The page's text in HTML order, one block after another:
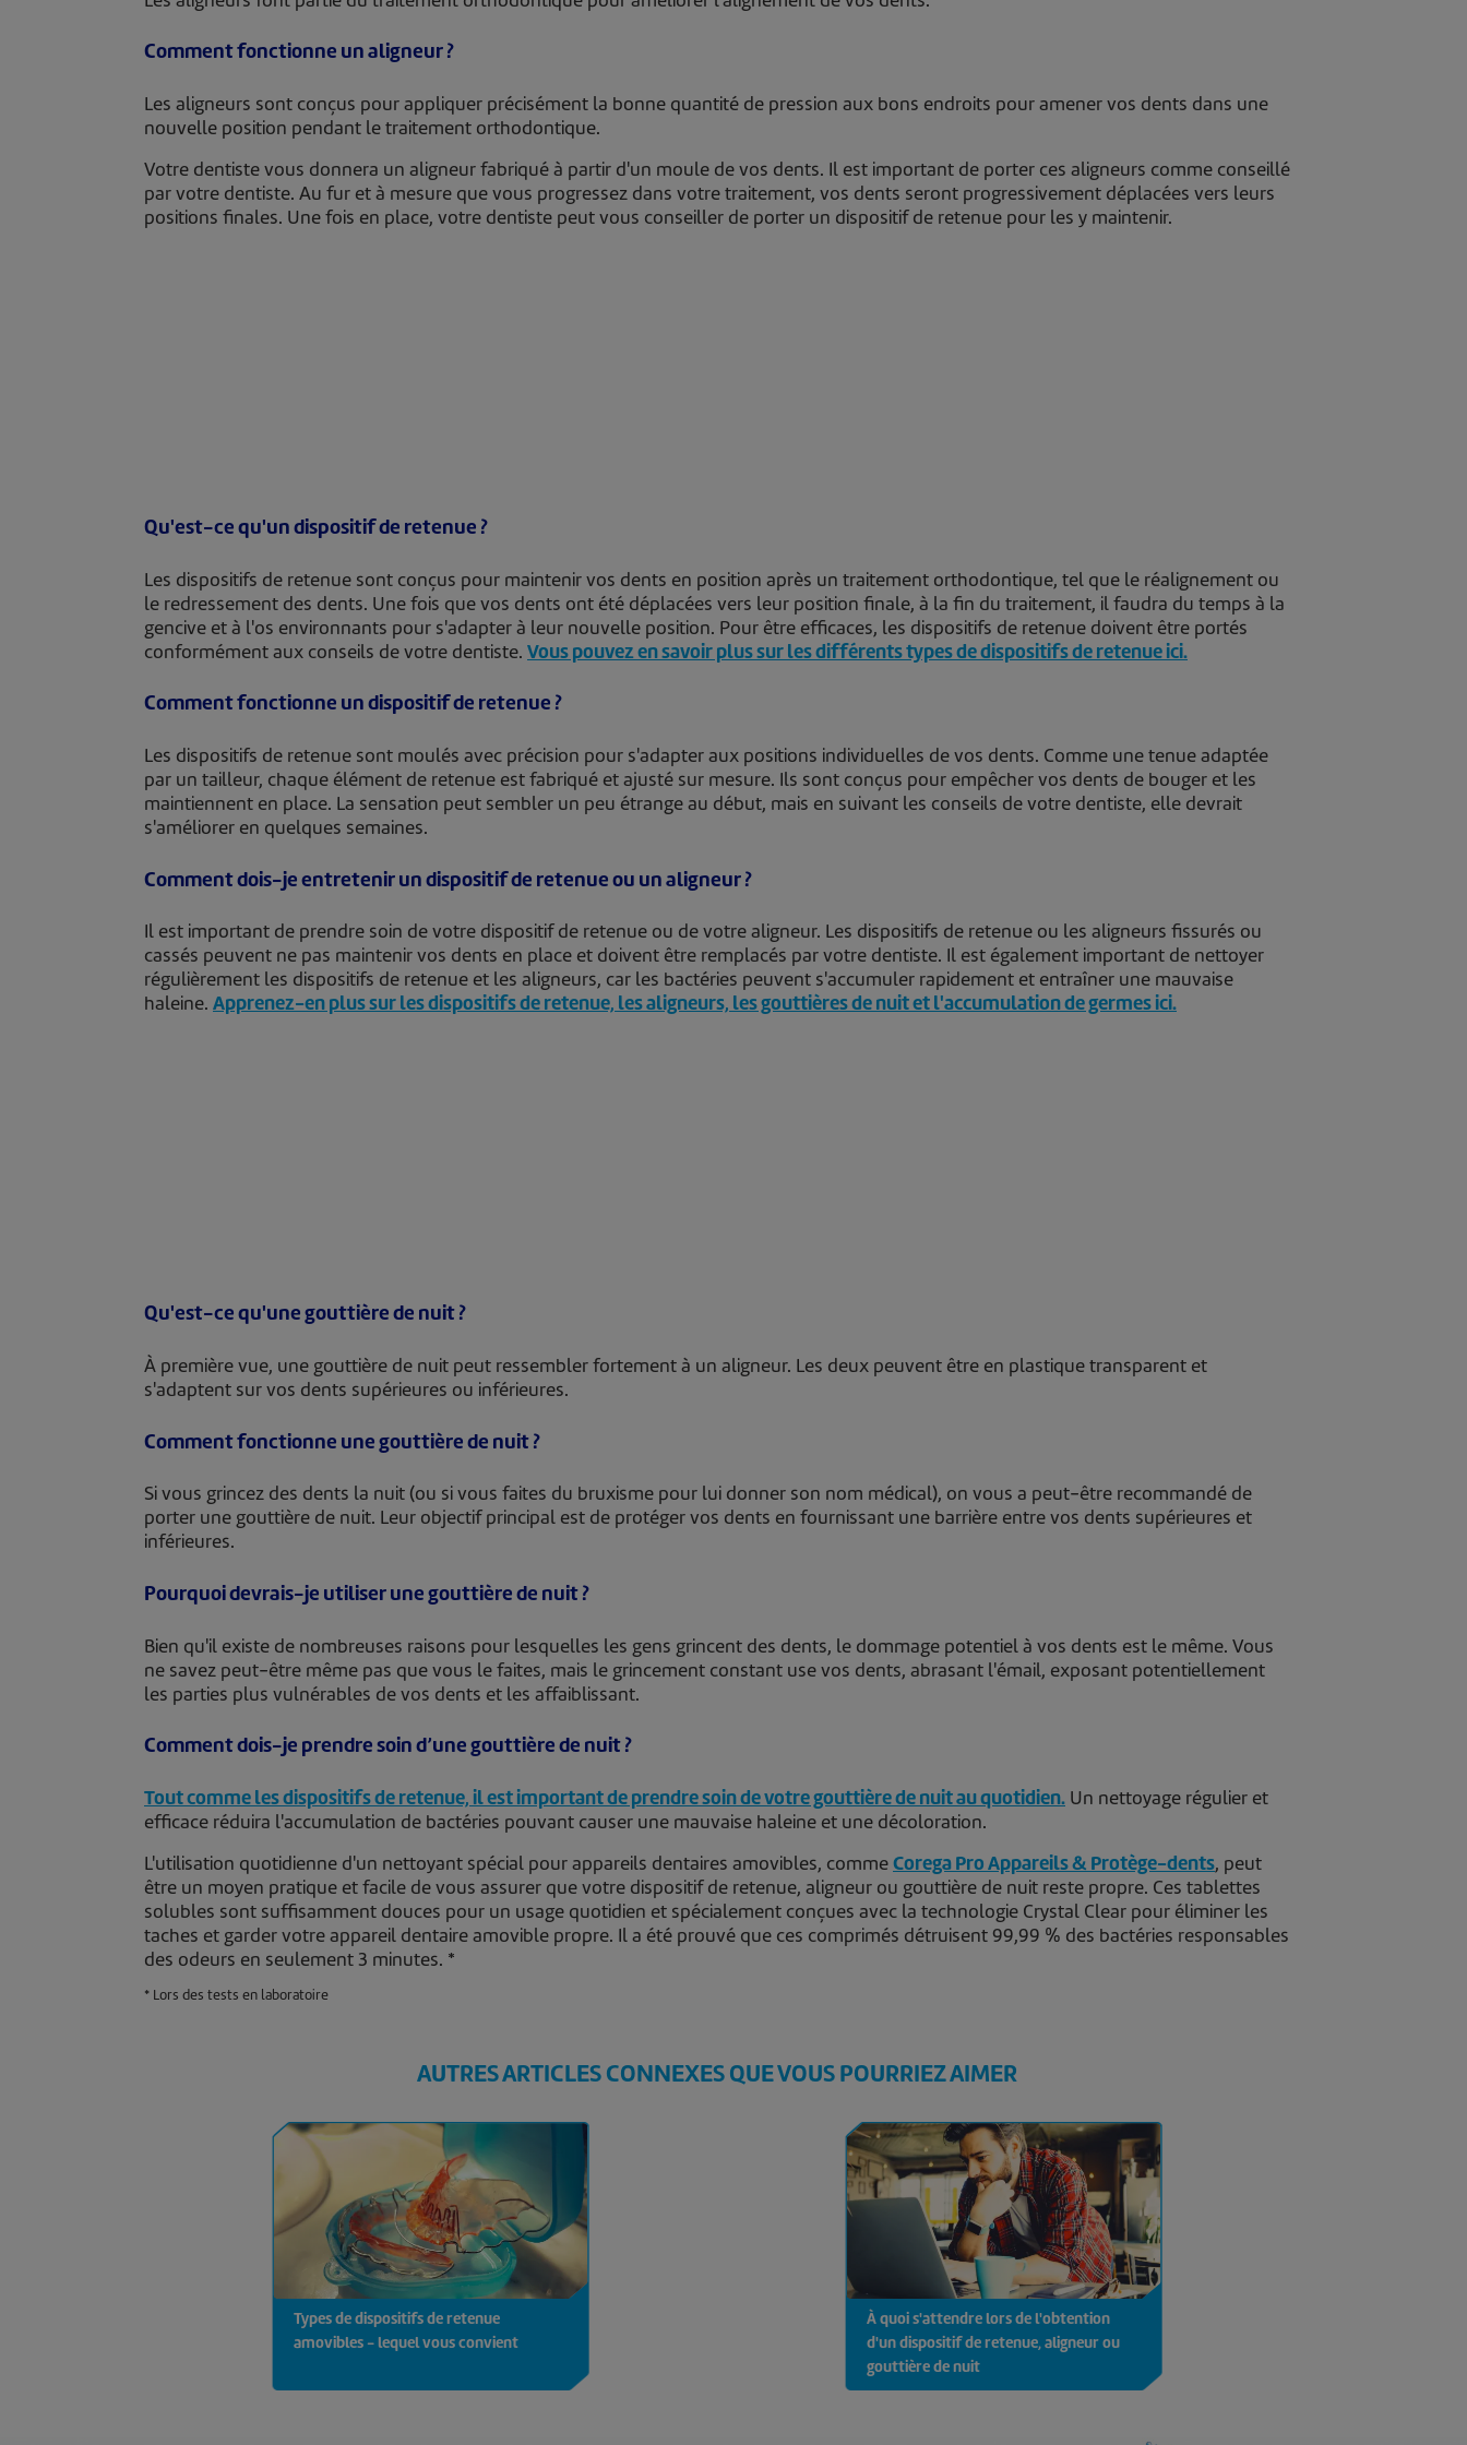
Comment fonctionne un aligneur ?
Les aligneurs sont conçus pour appliquer précisément la bonne quantité de pression aux bons endroits pour amener vos dents dans une
nouvelle position pendant le traitement orthodontique.
Votre dentiste vous donnera un aligneur fabriqué à partir d'un moule de vos dents. Il est important de porter ces aligneurs comme conseillé
par votre dentiste. Au fur et à mesure que vous progressez dans votre traitement, vos dents seront progressivement déplacées vers leurs
positions finales. Une fois en place, votre dentiste peut vous conseiller de porter un dispositif de retenue pour les y maintenir.
Qu'est-ce qu'un dispositif de retenue ?
Les dispositifs de retenue sont conçus pour maintenir vos dents en position après un traitement orthodontique, tel que le réalignement ou
le redressement des dents. Une fois que vos dents ont été déplacées vers leur position finale, à la fin du traitement, il faudra du temps à la
gencive et à l'os environnants pour s'adapter à leur nouvelle position. Pour être efficaces, les dispositifs de retenue doivent être portés
conformément aux conseils de votre dentiste. Vous pouvez en savoir plus sur les différents types de dispositifs de retenue ici.
Comment fonctionne un dispositif de retenue ?
Les dispositifs de retenue sont moulés avec précision pour s'adapter aux positions individuelles de vos dents. Comme une tenue adaptée
par un tailleur, chaque élément de retenue est fabriqué et ajusté sur mesure. Ils sont conçus pour empêcher vos dents de bouger et les
maintiennent en place. La sensation peut sembler un peu étrange au début, mais en suivant les conseils de votre dentiste, elle devrait
s'améliorer en quelques semaines.
Comment dois-je entretenir un dispositif de retenue ou un aligneur ?
Il est important de prendre soin de votre dispositif de retenue ou de votre aligneur. Les dispositifs de retenue ou les aligneurs fissurés ou
cassés peuvent ne pas maintenir vos dents en place et doivent être remplacés par votre dentiste. Il est également important de nettoyer
régulièrement les dispositifs de retenue et les aligneurs, car les bactéries peuvent s'accumuler rapidement et entraîner une mauvaise
haleine. Apprenez-en plus sur les dispositifs de retenue, les aligneurs, les gouttières de nuit et l'accumulation de germes ici.
Qu'est-ce qu'une gouttière de nuit ?
À première vue, une gouttière de nuit peut ressembler fortement à un aligneur. Les deux peuvent être en plastique transparent et
s'adaptent sur vos dents supérieures ou inférieures.
Comment fonctionne une gouttière de nuit ?
Si vous grincez des dents la nuit (ou si vous faites du bruxisme pour lui donner son nom médical), on vous a peut-être recommandé de
porter une gouttière de nuit. Leur objectif principal est de protéger vos dents en fournissant une barrière entre vos dents supérieures et
inférieures.
Pourquoi devrais-je utiliser une gouttière de nuit ?
Bien qu'il existe de nombreuses raisons pour lesquelles les gens grincent des dents, le dommage potentiel à vos dents est le même. Vous
ne savez peut-être même pas que vous le faites, mais le grincement constant use vos dents, abrasant l'émail, exposant potentiellement
les parties plus vulnérables de vos dents et les affaiblissant.
Comment dois-je prendre soin d’une gouttière de nuit ?
Tout comme les dispositifs de retenue, il est important de prendre soin de votre gouttière de nuit au quotidien. Un nettoyage régulier et
efficace réduira l'accumulation de bactéries pouvant causer une mauvaise haleine et une décoloration.
L'utilisation quotidienne d'un nettoyant spécial pour appareils dentaires amovibles, comme Corega Pro Appareils & Protège-dents, peut
être un moyen pratique et facile de vous assurer que votre dispositif de retenue, aligneur ou gouttière de nuit reste propre. Ces tablettes
solubles sont suffisamment douces pour un usage quotidien et spécialement conçues avec la technologie Crystal Clear pour éliminer les
taches et garder votre appareil dentaire amovible propre. Il a été prouvé que ces comprimés détruisent 99,99 % des bactéries responsables
des odeurs en seulement 3 minutes. *
* Lors des tests en laboratoire
AUTRES ARTICLES CONNEXES QUE VOUS POURRIEZ AIMER
Types de dispositifs de retenue
amovibles - lequel vous convient
À quoi s'attendre lors de l'obtention
d'un dispositif de retenue, aligneur ou
gouttière de nuit